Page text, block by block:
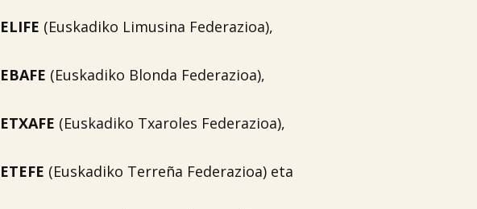
ELIFE (Euskadiko Limusina Federazioa),
EBAFE (Euskadiko Blonda Federazioa),
ETXAFE (Euskadiko Txaroles Federazioa),
ETEFE (Euskadiko Terreña Federazioa) eta